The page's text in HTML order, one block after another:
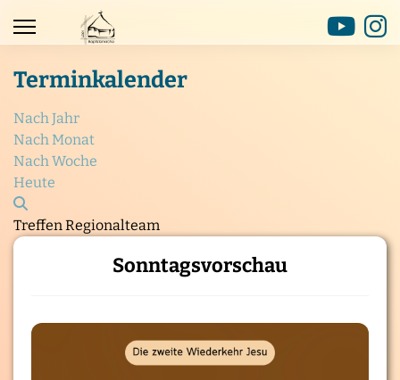
Terminkalender
Nach Jahr
Nach Monat
Nach Woche
Heute
Treffen Regionalteam
Sonntagsvorschau